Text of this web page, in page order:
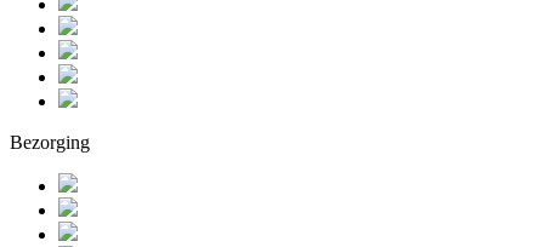
Bezorging